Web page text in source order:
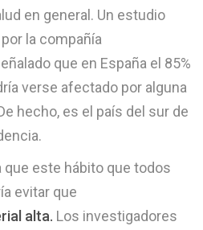
en general. Un estudio
la compañía
que en España el 85%
verse afectado por alguna
hecho, es el país del sur de
este hábito que todos
evitar que
alta. Los investigadores